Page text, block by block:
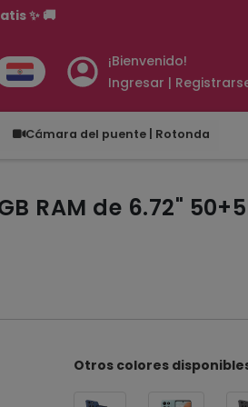
¡Bienvenido!
Ingresar |
Cámara del puente | Rotonda
RAM de 6.72"
Otros colores